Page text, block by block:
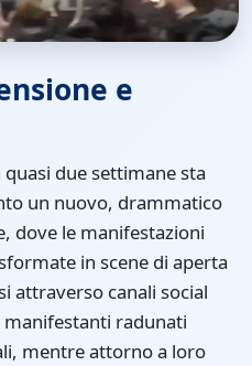
e
due settimane sta
un nuovo, drammatico
dove le manifestazioni
in scene di aperta
attraverso canali social
radunati
mentre attorno a loro